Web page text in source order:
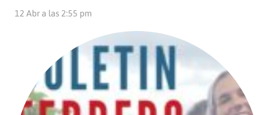
12 Abr a las 2:55 pm